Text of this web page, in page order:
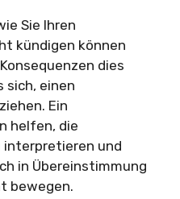
Sie Ihren
kündigen können
dies
sich, einen
Ein
helfen, die
interpretieren und
in Übereinstimmung
bewegen.